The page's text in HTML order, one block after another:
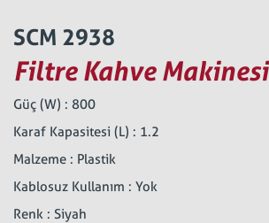
SCM 2938
Filtre Kahve Makinesi
Güç (W) : 800
Karaf Kapasitesi (L) : 1.2
Malzeme : Plastik
Kablosuz Kullanım : Yok
Renk : Siyah